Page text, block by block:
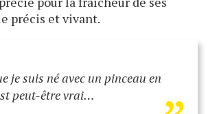
précis et vivant.
je suis né avec un pinceau en
peut-être vrai…
„